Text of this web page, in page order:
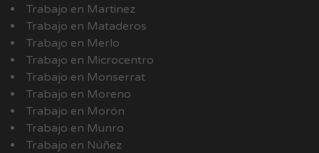
Trabajo en Martinez
Trabajo en Mataderos
Trabajo en Merlo
Trabajo en Microcentro
Trabajo en Monserrat
Trabajo en Moreno
Trabajo en Morón
Trabajo en Munro
Trabajo en Núñez